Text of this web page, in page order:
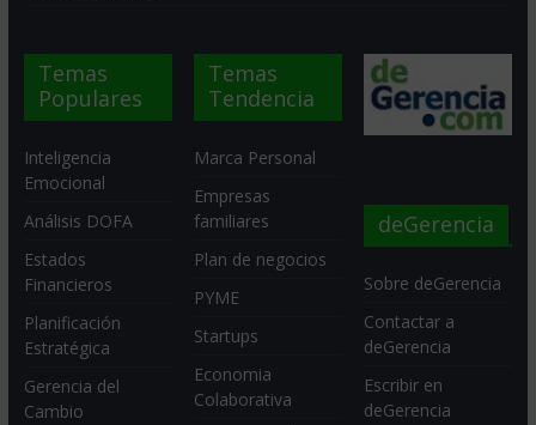
Temas
Populares
Inteligencia
Emocional
Análisis DOFA
Estados
Financieros
Planificación
Estratégica
Gerencia del
Cambio
Temas
Tendencia
Marca Personal
Empresas
familiares
Plan de negocios
PYME
Startups
Economia
Colaborativa
deGerencia
Sobre deGerencia
Contactar a
deGerencia
Escribir en
deGerencia